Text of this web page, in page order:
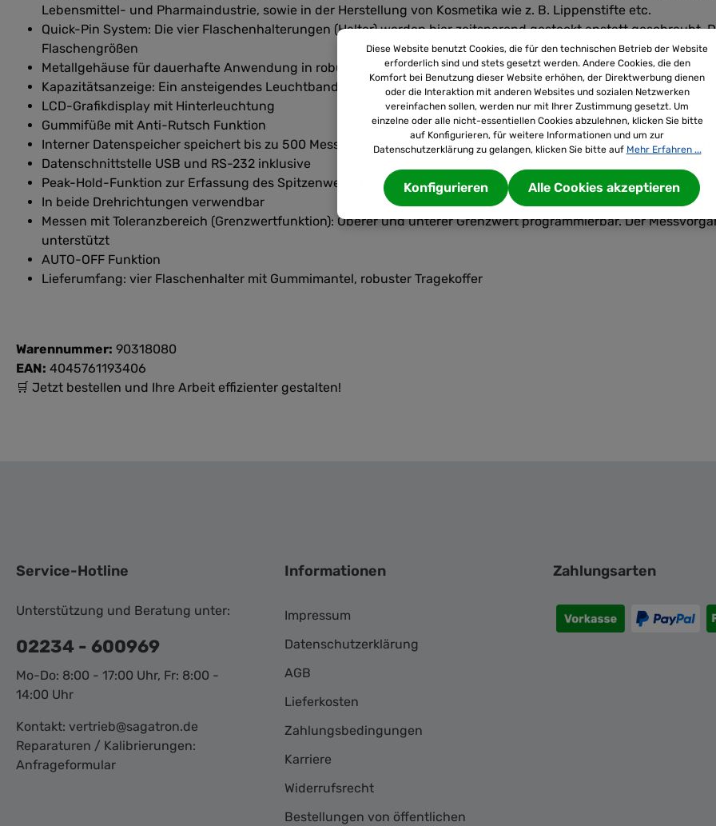
Lebensmittel- und Pharmaindustrie, sowie in der Herstellung von Kosmetika wie z. B. Lippenstifte etc.
Quick-Pin System: Die vier Flaschenhalterungen (Halter) werden hier zeitsparend gesteckt anstatt geschraubt.
Flaschengrößen
Metallgehäuse für dauerhafte Anwendung in robusten Umgebungsbedingungen
Kapazitätsanzeige: Ein ansteigendes Leuchtband zeigt den noch verfügbaren Messbereich an
LCD-Grafikdisplay mit Hinterleuchtung
Gummifüße mit Anti-Rutsch Funktion
Interner Datenspeicher speichert bis zu 500 Messdaten. Speicherinhalt kann per optionaler Software an den
Datenschnittstelle USB und RS-232 inklusive
Peak-Hold-Funktion zur Erfassung des Spitzenwerts bzw. Track-Funktion zur kontinuierlichen Messanzeige
In beide Drehrichtungen verwendbar
Messen mit Toleranzbereich (Grenzwertfunktion): Oberer und unterer Grenzwert programmierbar. Der
unterstützt
AUTO-OFF Funktion
Lieferumfang: vier Flaschenhalter mit Gummimantel, robuster Tragekoffer
Warennummer: 90318080
EAN: 4045761193406
🛒 Jetzt bestellen und Ihre Arbeit effizienter gestalten!
Service-Hotline
Unterstützung und Beratung unter:
02234 - 600969
Mo-Do: 8:00 - 17:00 Uhr, Fr: 8:00 -
14:00 Uhr
Kontakt: vertrieb@sagatron.de
Reparaturen / Kalibrierungen:
Anfrageformular
Informationen
Impressum
Datenschutzerklärung
AGB
Lieferkosten
Zahlungsbedingungen
Karriere
Widerrufsrecht
Bestellungen von öffentlichen
Zahlungsarten
Diese Website benutzt Cookies, die für den technischen Betrieb der Website
erforderlich sind und stets gesetzt werden. Andere Cookies, die den
Komfort bei Benutzung dieser Website erhöhen, der Direktwerbung dienen
oder die Interaktion mit anderen Websites und sozialen Netzwerken
vereinfachen sollen, werden nur mit Ihrer Zustimmung gesetzt. Um
einzelne oder alle nicht-essentiellen Cookies abzulehnen, klicken Sie bitte
auf Konfigurieren, für weitere Informationen und um zur
Datenschutzerklärung zu gelangen, klicken Sie bitte auf Mehr Erfahren ...
Konfigurieren Alle Cookies akzeptieren